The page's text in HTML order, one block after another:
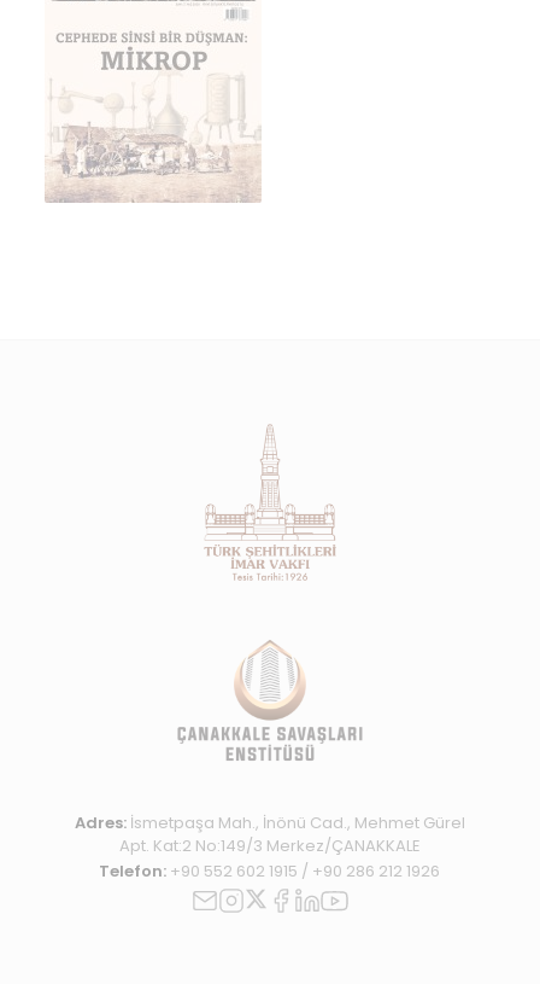
Adres: İsmetpaşa Mah., İnönü Cad., Mehmet Gürel
Apt. Kat:2 No:149/3 Merkez/ÇANAKKALE
Telefon: +90 552 602 1915 / +90 286 212 1926